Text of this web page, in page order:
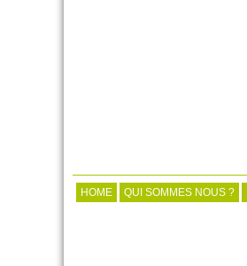
HOME QUI SOMMES NOUS ?